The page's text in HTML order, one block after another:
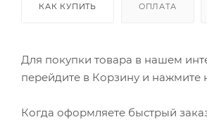
КАК КУПИТЬ ОПЛАТА
Для покупки товара в нашем
перейдите в Корзину и нажмите
Когда оформляете быстрый